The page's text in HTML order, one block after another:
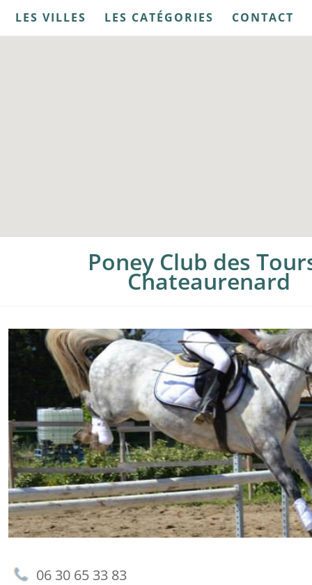
LES VILLES LES CATÉGORIES CONTACT
Poney Club des
Chateaurenard
06 30 65 33 83